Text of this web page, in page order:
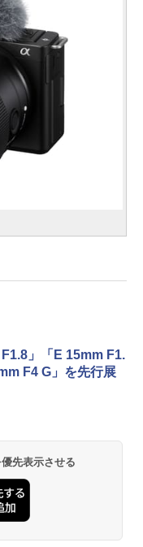
」「E 15mm F1.
F4 G」を先行展
先表示させる